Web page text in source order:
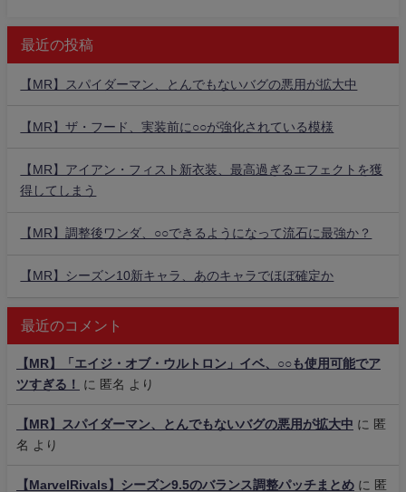
最近の投稿
【MR】スパイダーマン、とんでもないバグの悪用が拡大中
【MR】ザ・フード、実装前に○○が強化されている模様
【MR】アイアン・フィスト新衣装、最高過ぎるエフェクトを獲
得してしまう
【MR】調整後ワンダ、○○できるようになって流石に最強か？
【MR】シーズン10新キャラ、あのキャラでほぼ確定か
最近のコメント
【MR】「エイジ・オブ・ウルトロン」イベ、○○も使用可能でア
ツすぎる！
に 匿名 より
【MR】スパイダーマン、とんでもないバグの悪用が拡大中 に 匿
名
より
【MarvelRivals】シーズン9.5のバランス調整パッチまとめ に 匿